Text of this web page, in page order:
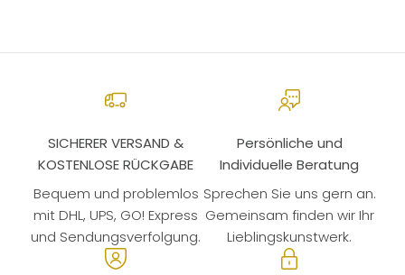
SICHERER VERSAND &
KOSTENLOSE RÜCKGABE
Bequem und problemlos
mit DHL, UPS, GO! Express
und Sendungsverfolgung.
Persönliche und
Individuelle Beratung
Sprechen Sie uns gern an.
Gemeinsam finden wir Ihr
Lieblingskunstwerk.